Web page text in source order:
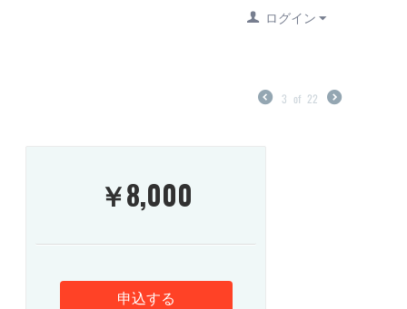
ログイン
3 of 22
￥8,000
申込する